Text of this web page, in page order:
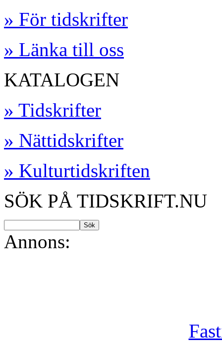
» För tidskrifter
» Länka till oss
KATALOGEN
» Tidskrifter
» Nättidskrifter
» Kulturtidskriften
SÖK PÅ TIDSKRIFT.NU
Annons: